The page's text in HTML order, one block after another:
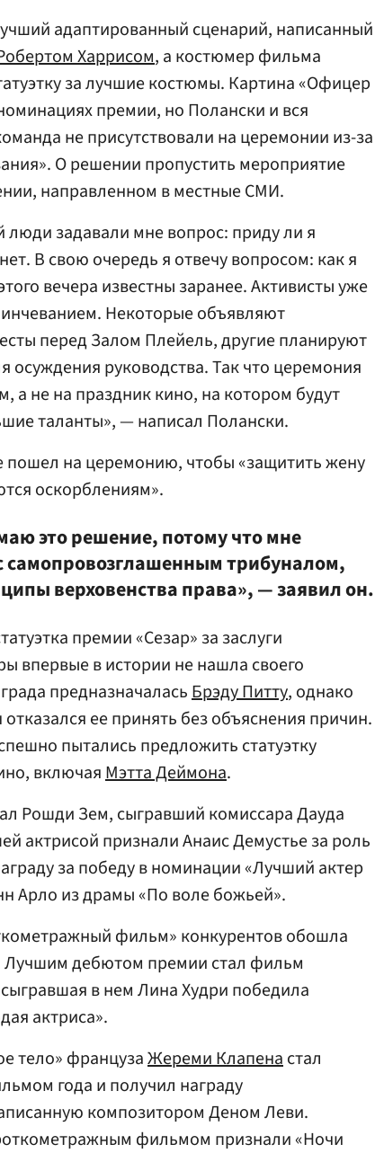
адаптированный сценарий, написанный
Харрисом, а костюмер фильма
за лучшие костюмы. Картина «Офицер
премии, но Полански и вся
не присутствовали на церемонии из-за
О решении пропустить мероприятие
направленном в местные СМИ.
люди задавали мне вопрос: приду ли я
В свою очередь я отвечу вопросом: как я
вечера известны заранее. Активисты уже
Некоторые объявляют
перед Залом Плейель, другие планируют
осуждения руководства. Так что церемония
а не на праздник кино, на котором будут
таланты», — написал Полански.
пошел на церемонию, чтобы «защитить жену
оскорблениям».
это решение, потому что мне
самопровозглашенным трибуналом,
верховенства права», — заявил он.
премии «Сезар» за заслуги
впервые в истории не нашла своего
предназначаласьБрэду Питту, однако
ее принять без объяснения причин.
пытались предложить статуэтку
включаяМэтта Деймона.
Рошди Зем, сыгравший комиссара Дауда
актрисой признали Анаис Демустье за роль
за победу в номинации «Лучший актер
Арло из драмы «По воле божьей».
фильм» конкурентов обошла
Лучшим дебютом премии стал фильм
в нем Лина Худри победила
актриса».
тело» французаЖереми Клапенастал
года и получил награду
композитором Деном Леви.
фильмом признали «Ночи